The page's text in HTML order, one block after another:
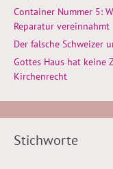
Container Nummer 5:
Reparatur vereinnahmt
Der falsche Schweizer
Gottes Haus hat keine
Kirchenrecht
Stichworte